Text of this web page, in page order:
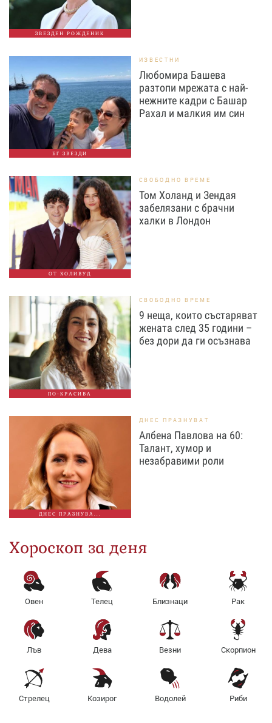
ЗВЕЗДЕН РОЖДЕНИК
БГ ЗВЕЗДИ
ИЗВЕСТНИ
Любомира Башева
разтопи мрежата с най-
нежните кадри с Башар
Рахал и малкия им син
ОТ ХОЛИВУД
СВОБОДНО ВРЕМЕ
Том Холанд и Зендая
забелязани с брачни
халки в Лондон
ПО-КРАСИВА
СВОБОДНО ВРЕМЕ
9 неща, които състаряват
жената след 35 години –
без дори да ги осъзнава
ДНЕС ПРАЗНУВА...
ДНЕС ПРАЗНУВАТ
Албена Павлова на 60:
Талант, хумор и
незабравими роли
Хороскоп за деня
Овен Телец Близнаци Рак
Лъв Дева Везни Скорпион
Стрелец Козирог Водолей Риби